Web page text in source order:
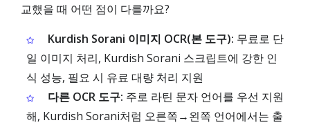
교했을 때 어떤 점이 다를까요?
Kurdish Sorani 이미지 OCR(본 도구): 무료로 단
일 이미지 처리, Kurdish Sorani 스크립트에 강한 인
식 성능, 필요 시 유료 대량 처리 지원
다른 OCR 도구: 주로 라틴 문자 언어를 우선 지원
해, Kurdish Sorani처럼 오른쪽→왼쪽 언어에서는 출